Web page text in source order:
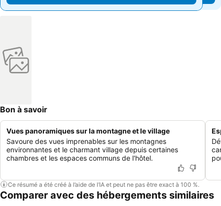
Bon à savoir
Vues panoramiques sur la montagne et le village
Savoure des vues imprenables sur les montagnes
environnantes et le charmant village depuis certaines
chambres et les espaces communs de l'hôtel.
Ce résumé a été créé à l’aide de l’IA et peut ne pas être exact à 100 %.
Comparer avec des hébergements similaires